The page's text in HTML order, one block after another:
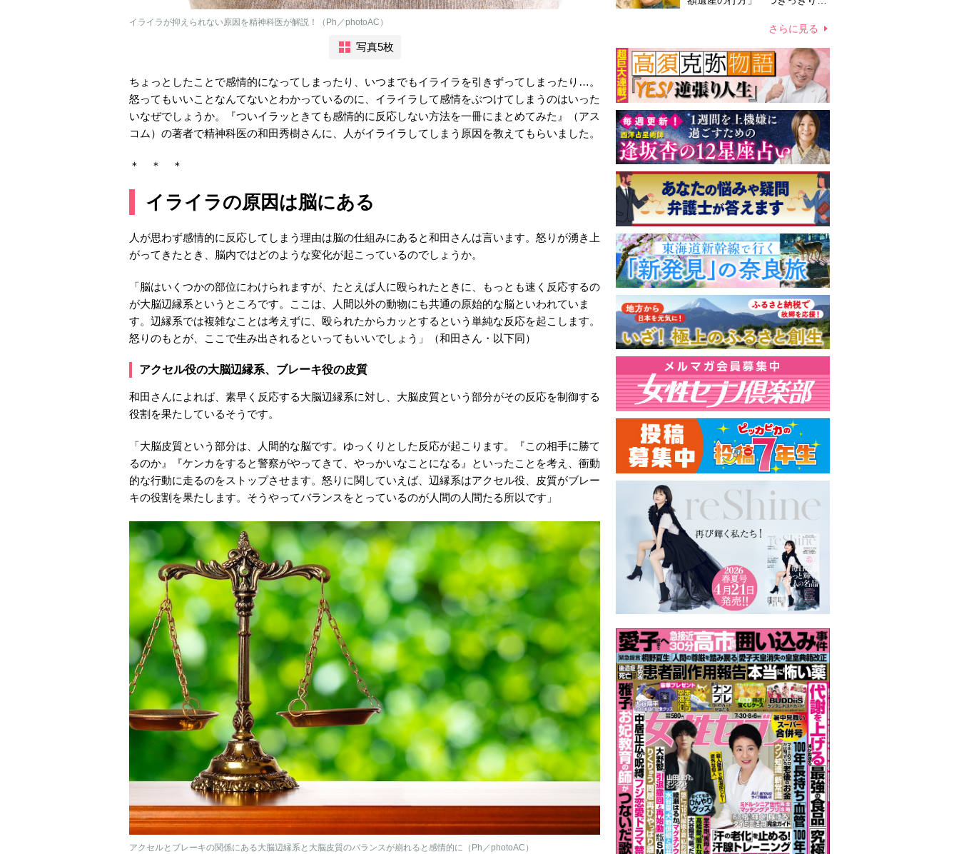
イライラが抑えられない原因を精神科医が解説！（Ph／photoAC）
写真5枚
ちょっとしたことで感情的になってしまったり、いつまでもイライラを引きずってしまったり…。
怒ってもいいことなんてないとわかっているのに、イライラして感情をぶつけてしまうのはいった
いなぜでしょうか。『ついイラッときても感情的に反応しない方法を一冊にまとめてみた』（アス
コム）の著者で精神科医の和田秀樹さんに、人がイライラしてしまう原因を教えてもらいました。
＊ ＊ ＊
イライラの原因は脳にある
人が思わず感情的に反応してしまう理由は脳の仕組みにあると和田さんは言います。怒りが湧き上
がってきたとき、脳内ではどのような変化が起こっているのでしょうか。
「脳はいくつかの部位にわけられますが、たとえば人に殴られたときに、もっとも速く反応するの
が大脳辺縁系というところです。ここは、人間以外の動物にも共通の原始的な脳といわれていま
す。辺縁系では複雑なことは考えずに、殴られたからカッとするという単純な反応を起こします。
怒りのもとが、ここで生み出されるといってもいいでしょう」（和田さん・以下同）
アクセル役の大脳辺縁系、ブレーキ役の皮質
和田さんによれば、素早く反応する大脳辺縁系に対し、大脳皮質という部分がその反応を制御する
役割を果たしているそうです。
「大脳皮質という部分は、人間的な脳です。ゆっくりとした反応が起こります。『この相手に勝て
るのか』『ケンカをすると警察がやってきて、やっかいなことになる』といったことを考え、衝動
的な行動に走るのをストップさせます。怒りに関していえば、辺縁系はアクセル役、皮質がブレー
キの役割を果たします。そうやってバランスをとっているのが人間の人間たる所以です」
アクセルとブレーキの関係にある大脳辺縁系と大脳皮質のバランスが崩れると感情的に（Ph／photoAC）
さらに見る